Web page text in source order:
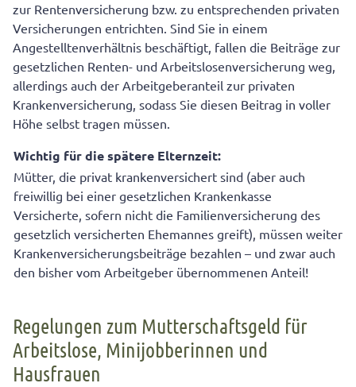
zur Rentenversicherung bzw. zu entsprechenden privaten
Versicherungen entrichten. Sind Sie in einem
Angestelltenverhältnis beschäftigt, fallen die Beiträge zur
gesetzlichen Renten- und Arbeitslosenversicherung weg,
allerdings auch der Arbeitgeberanteil zur privaten
Krankenversicherung, sodass Sie diesen Beitrag in voller
Höhe selbst tragen müssen.
Wichtig für die spätere Elternzeit:
Mütter, die privat krankenversichert sind (aber auch
freiwillig bei einer gesetzlichen Krankenkasse
Versicherte, sofern nicht die Familienversicherung des
gesetzlich versicherten Ehemannes greift), müssen weiter
Krankenversicherungsbeiträge bezahlen – und zwar auch
den bisher vom Arbeitgeber übernommenen Anteil!
Regelungen zum Mutterschaftsgeld für
Arbeitslose, Minijobberinnen und
Hausfrauen